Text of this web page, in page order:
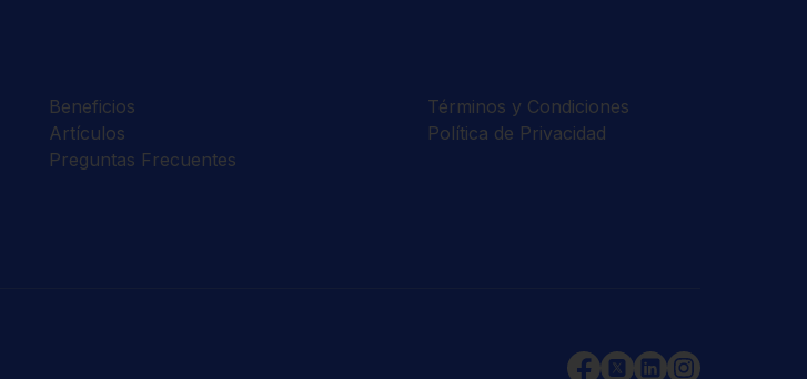
Beneficios
Artículos
Preguntas Frecuentes
Términos y Condiciones
Política de Privacidad